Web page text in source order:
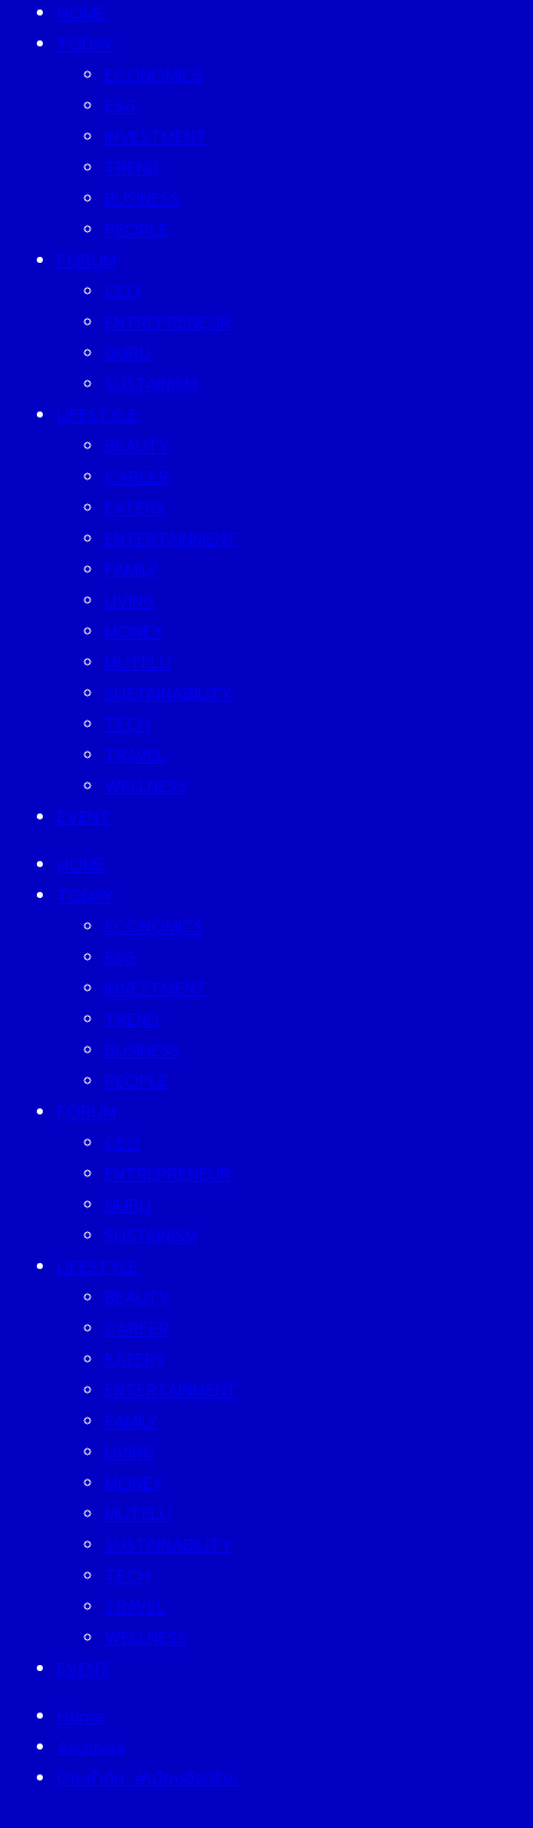
HOME
TODAY
ECONOMICS
ESG
INVESTMENT
TREND
BUSINESS
PEOPLE
FORUM
CEO
ENTREPRENEUR
GURU
SUSTAINISM
LIFESTYLE
BEAUTY
CAREER
EATERY
ENTERTAINMENT
FAMILY
LIVING
MONEY
MUTELU
SUSTAINABILITY
TECH
TRAVEL
WELLNESS
EVENT
HOME
TODAY
ECONOMICS
ESG
INVESTMENT
TREND
BUSINESS
PEOPLE
FORUM
CEO
ENTREPRENEUR
GURU
SUSTAINISM
LIFESTYLE
BEAUTY
CAREER
EATERY
ENTERTAINMENT
FAMILY
LIVING
MONEY
MUTELU
SUSTAINABILITY
TECH
TRAVEL
WELLNESS
EVENT
Home
Archives
ป้ายกำกับ: #เมืองอัจฉริยะ